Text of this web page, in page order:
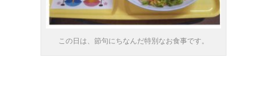
この日は、節句にちなんだ特別なお食事です。